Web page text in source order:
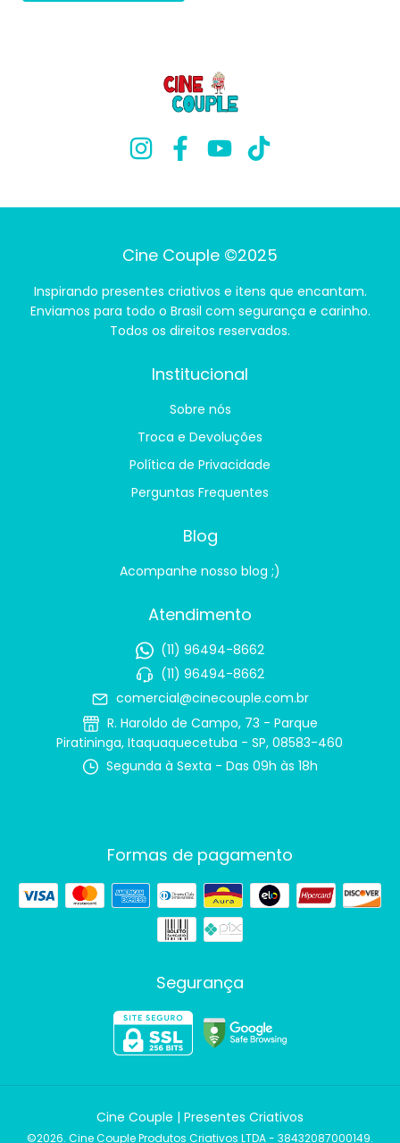
Cine Couple ©2025
Inspirando presentes criativos e itens que encantam.
Enviamos para todo o Brasil com segurança e carinho.
Todos os direitos reservados.
Institucional
Sobre nós
Troca e Devoluções
Política de Privacidade
Perguntas Frequentes
Blog
Acompanhe nosso blog ;)
Atendimento
(11) 96494-8662
(11) 96494-8662
comercial@cinecouple.com.br
R. Haroldo de Campo, 73 - Parque
Piratininga, Itaquaquecetuba - SP, 08583-460
Segunda à Sexta - Das 09h às 18h
Formas de pagamento
Segurança
Cine Couple | Presentes Criativos
©2026. Cine Couple Produtos Criativos LTDA - 38432087000149.